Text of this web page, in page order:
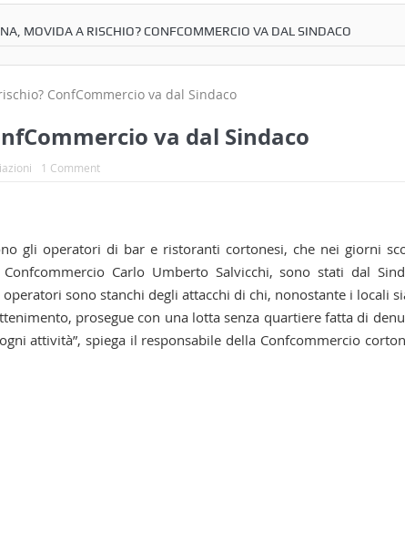
MOVIDA A RISCHIO? CONFCOMMERCIO VA DAL SINDACO
va dal Sindaco
1 Comment
gli operatori di bar e ristoranti cortonesi, che nei giorni
Carlo Umberto Salvicchi, sono stati dal
sono stanchi degli attacchi di chi, nonostante i locali
prosegue con una lotta senza quartiere fatta di
attività”, spiega il responsabile della Confcommercio